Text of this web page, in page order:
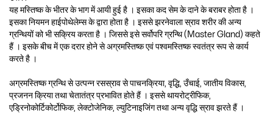
यह मस्तिष्क के भीतर के भाग में आयी हुई है । इसका कद सेम के दाने के बराबर होता है ।
इसका नियमन हाईपोथेलेम्स के द्वारा होता है । इससे झरनेवाला स्राव शरीर की अन्य
ग्रन्थियों को भी सक्रिय करता है । जिससे इसे सर्वोपरि ग्रन्थि (Master Gland) कहते
हैं । इसके बीच में एक दरार होने से अग्रमस्तिष्क एवं पश्वमस्तिष्क स्वतंत्र रूप से कार्य
करते है ।
अग्रमस्तिष्क ग्रन्थि से उत्पन्न रसस्राव से पाचनक्रिया, वृद्धि, उँचाई, जातीय विकास,
प्रजनन क्रिया तथा चेतातंत्र प्रभावित होते हैं । इससे थायरोट्रीफिक,
एड्रिनोकोर्टिकोर्टोफिक, लेक्टोजेनिक, ल्युटिनाइजिंग तथा अन्य वृद्धि स्राव झरते हैं ।